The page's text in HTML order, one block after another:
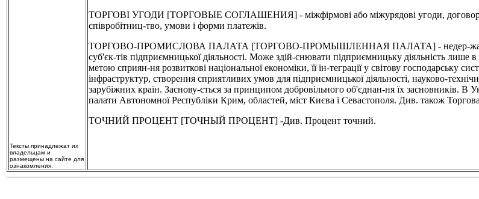
Тексты принадлежат их
владельцам и
размещены на сайте для
ознакомления.
ТОРГОВІ УГОДИ [ТОРГОВЫЕ СОГЛАШЕНИЯ] - міжфірмові або міжурядові угоди, договори
співробітниц-тво, умови і форми платежів.
ТОРГОВО-ПРОМИСЛОВА ПАЛАТА [ТОРГОВО-ПРОМЫШЛЕННАЯ ПАЛАТА] - недер-жавна
суб'єк-тів підприємницької діяльності. Може здій-снювати підприємницьку діяльність лише
метою сприян-ня розвиткові національної економіки, її ін-теграції у світову господарську
інфраструктур, створення сприятливих умов для підприємницької діяльності, науково-
зарубіжних країн. Заснову-ється за принципом добровільного об'єднан-ня їх засновників. В
палати Автономної Республіки Крим, областей, міст Києва і Севастополя. Див. також
ТОЧНИЙ ПРОЦЕНТ [ТОЧНЫЙ ПРОЦЕНТ] -Див. Процент точний.